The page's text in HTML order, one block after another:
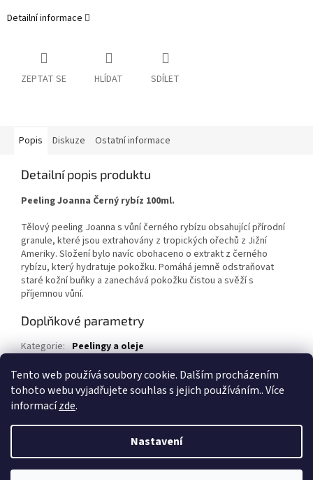
Tento web používá soubory cookie. Dalším procházením
tohoto webu vyjadřujete souhlas s jejich používáním.. Více
informacízde.
Nastavení
Detailní informace
ZEPTAT SE HLÍDAT SDÍLET
Popis Diskuze Ostatní informace
Detailní popis produktu
Peeling Joanna Černý rybíz 100ml.
Tělový peeling Joanna s vůní černého rybízu obsahující přírodní
granule, které jsou extrahovány z tropických ořechů z Jižní
Ameriky. Složení bylo navíc obohaceno o extrakt z černého
rybízu, který hydratuje pokožku. Pomáhá jemně odstraňovat
staré kožní buňky a zanechává pokožku čistou a svěží s
příjemnou vůní.
Doplňkové parametry
Kategorie: Peelingy a oleje
Copyright 20261kosmetika.cz. Všechna práva vyhrazena.Upravit